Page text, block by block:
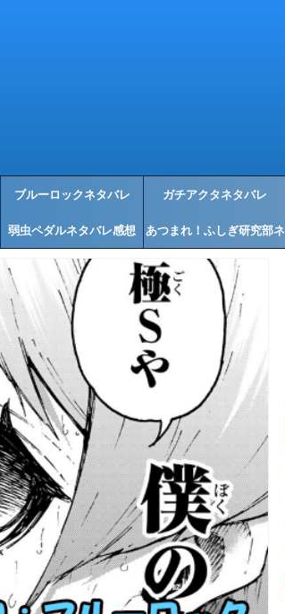
ブルーロックネタバレ ガチアクタネタバレ
弱虫ペダルネタバレ感想 あつまれ！ふしぎ研究部ネ
タバレ感想